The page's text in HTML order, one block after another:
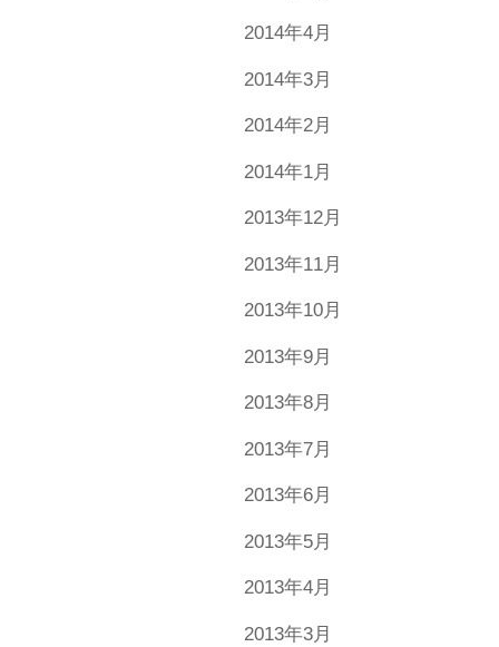
2014年4月
2014年3月
2014年2月
2014年1月
2013年12月
2013年11月
2013年10月
2013年9月
2013年8月
2013年7月
2013年6月
2013年5月
2013年4月
2013年3月